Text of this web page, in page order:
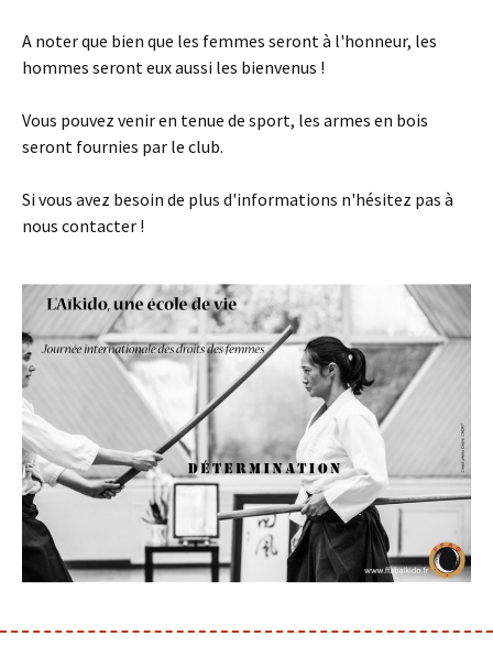
A noter que bien que les femmes seront à l'honneur, les
hommes seront eux aussi les bienvenus !
Vous pouvez venir en tenue de sport, les armes en bois
seront fournies par le club.
Si vous avez besoin de plus d'informations n'hésitez pas à
nous contacter !